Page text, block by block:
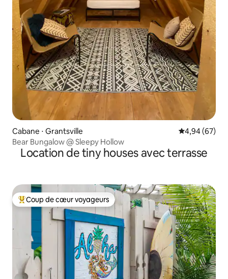
Cabane ⋅ Grantsville Évaluation
4,94 (67)
Bear Bungalow @ Sleepy Hollow
Location de tiny houses avec terrasse
Coups de cœur voyageurs les plus appréciés
Coup de cœur voyageurs